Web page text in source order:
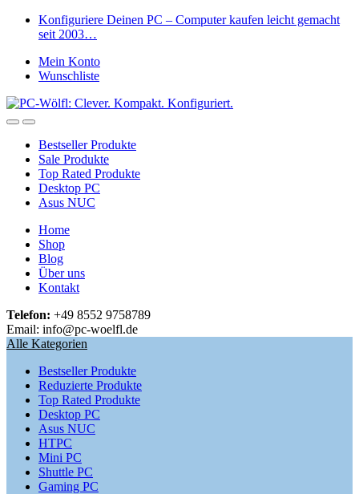
Skip
Skip
Konfiguriere Deinen PC – Computer kaufen leicht gemacht
seit 2003…
Mein Konto
Wunschliste
OpenClose
Bestseller Produkte
Sale Produkte
Top Rated Produkte
Desktop PC
Asus NUC
Home
Shop
Blog
Über uns
Kontakt
Telefon: +49 8552 9758789
Email: info@pc-woelfl.de
Alle Kategorien
Bestseller Produkte
Reduzierte Produkte
Top Rated Produkte
Desktop PC
Asus NUC
HTPC
Mini PC
Shuttle PC
Gaming PC